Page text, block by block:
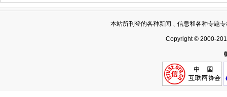
本站所刊登的各种新闻﹑信息和各种专题
Copyright © 2000-